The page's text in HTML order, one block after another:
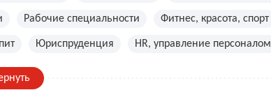
Рабочие специальности Фитнес, красота, спорт
Юриспруденция HR, управление персоналом